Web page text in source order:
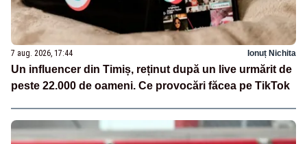
7 aug. 2026, 17:44 Ionuț Nichita
Un influencer din Timiș, reținut după un live urmărit de
peste 22.000 de oameni. Ce provocări făcea pe TikTok